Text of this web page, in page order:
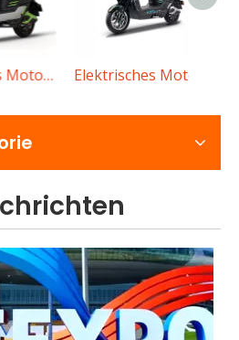
Elektrisches Motorrad MG-Fy Elektrisches Motorrad KB
zum Kauf eines